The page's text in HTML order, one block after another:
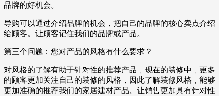
品牌的好机会。
导购可以通过介绍品牌的机会，把自己的品牌的核心卖点介绍
给顾客。让顾客记住我们的品牌或产品。
第三个问题：您对产品的风格有什么要求？
对风格的了解有助于针对性的推荐产品，现在的装修中，更多
的顾客更加关注自己的装修的风格，因此了解装修风格，能够
更加准确的推荐我们的家居建材产品。让销售更加具有针对性